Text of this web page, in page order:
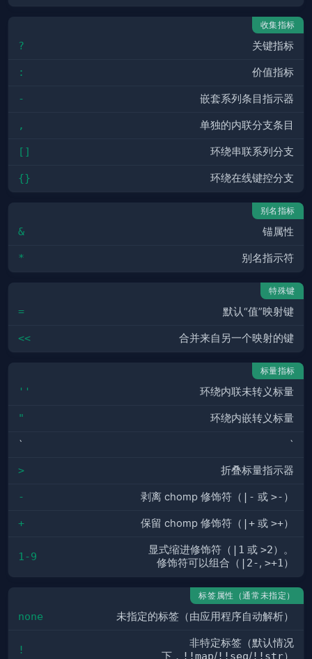
收集指标
? 关键指标
: 价值指标
- 嵌套系列条目指示器
, 单独的内联分支条目
[] 环绕串联系列分支
{} 环绕在线键控分支
别名指标
& 锚属性
* 别名指示符
特殊键
= 默认“值”映射键
<< 合并来自另一个映射的键
标量指标
'' 环绕内联未转义标量
" 环绕内嵌转义标量
` `
> 折叠标量指示器
- 剥离 chomp 修饰符（ |- 或 >- ）
+ 保留 chomp 修饰符（ |+ 或 >+）
1-9
显式缩进修饰符（ |1 或 >2）。
修饰符可以组合（ |2-, >+1 ）
标签属性（通常未指定）
none 未指定的标签（由应用程序自动解析）
!
非特定标签（默认情况
下， !!map/!!seq/!!str）